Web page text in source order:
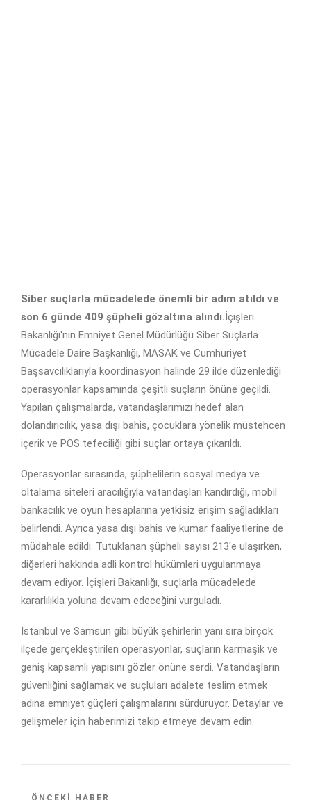
Siber suçlarla mücadelede önemli bir adım atıldı ve
son 6 günde 409 şüpheli gözaltına alındı.İçişleri
Bakanlığı'nın Emniyet Genel Müdürlüğü Siber Suçlarla
Mücadele Daire Başkanlığı, MASAK ve Cumhuriyet
Başsavcılıklarıyla koordinasyon halinde 29 ilde düzenlediği
operasyonlar kapsamında çeşitli suçların önüne geçildi.
Yapılan çalışmalarda, vatandaşlarımızı hedef alan
dolandırıcılık, yasa dışı bahis, çocuklara yönelik müstehcen
içerik ve POS tefeciliği gibi suçlar ortaya çıkarıldı.
Operasyonlar sırasında, şüphelilerin sosyal medya ve
oltalama siteleri aracılığıyla vatandaşları kandırdığı, mobil
bankacılık ve oyun hesaplarına yetkisiz erişim sağladıkları
belirlendi. Ayrıca yasa dışı bahis ve kumar faaliyetlerine de
müdahale edildi. Tutuklanan şüpheli sayısı 213'e ulaşırken,
diğerleri hakkında adli kontrol hükümleri uygulanmaya
devam ediyor. İçişleri Bakanlığı, suçlarla mücadelede
kararlılıkla yoluna devam edeceğini vurguladı.
İstanbul ve Samsun gibi büyük şehirlerin yanı sıra birçok
ilçede gerçekleştirilen operasyonlar, suçların karmaşik ve
geniş kapsamlı yapısını gözler önüne serdi. Vatandaşların
güvenliğini sağlamak ve suçluları adalete teslim etmek
adına emniyet güçleri çalışmalarını sürdürüyor. Detaylar ve
gelişmeler için haberimizi takip etmeye devam edin.